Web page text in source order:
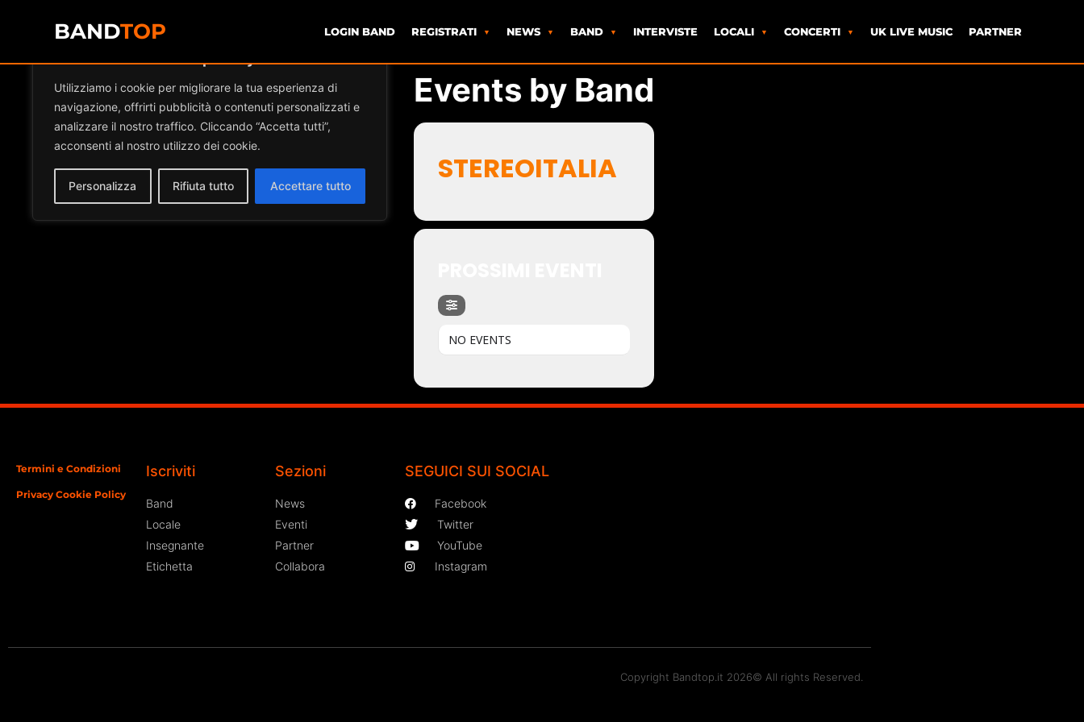
Utilizziamo i cookie per migliorare la tua esperienza di
navigazione, offrirti pubblicità o contenuti personalizzati e
analizzare il nostro traffico. Cliccando “Accetta tutti”,
acconsenti al nostro utilizzo dei cookie.
Personalizza Rifiuta tutto Accettare tutto
BANDTOP LOGIN BAND REGISTRATI NEWS BAND INTERVISTE LOCALI CONCERTI UK LIVE MUSIC PARTNER
Events by Band
STEREOITALIA
NO EVENTS
Termini e Condizioni
Privacy Cookie Policy
Iscriviti
Band
Locale
Insegnante
Etichetta
Sezioni
News
Eventi
Partner
Collabora
SEGUICI SUI SOCIAL
Facebook
Twitter
YouTube
Instagram
Copyright Bandtop.it 2026© All rights Reserved.